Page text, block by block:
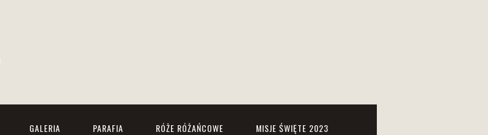
GALERIA PARAFIA RÓŻE RÓŻAŃCOWE MISJE ŚWIĘTE 2023